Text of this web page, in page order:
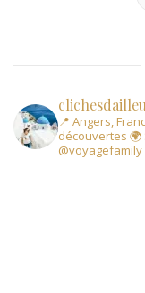
📍 Angers,
découvertes 🌍
@voyagefamily